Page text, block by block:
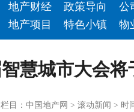
地产财经 政策导向
公
地产项目 特色小镇 物
慧城市大会
栏目： 中国地产网 > 滚动新闻 > 时